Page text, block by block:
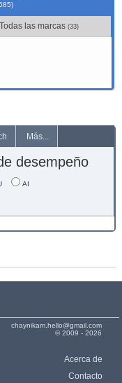
Todas las marcas (33)
Más...
desempeño
AI
chaynikam.hello@gmail.com
© 2009 - 2026
Acerca de
Contacto